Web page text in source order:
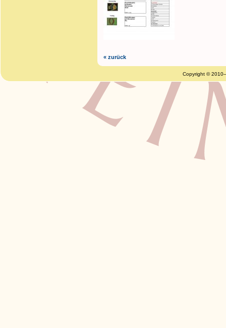
« zurück
Copyright ©